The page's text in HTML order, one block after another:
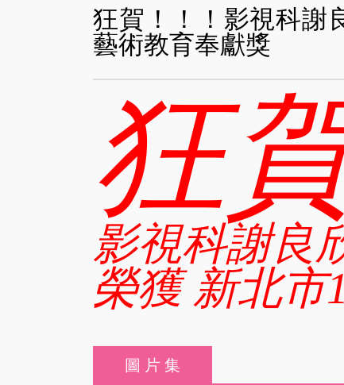
狂賀！！！影視科謝
藝術教育奉獻獎
狂
影視科謝良
榮獲 新北市
圖 片 集